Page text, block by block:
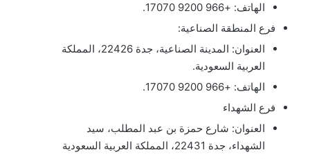
الهاتف: +966 9200 17070.
فرع المنطقة الصناعية:
العنوان: المدينة الصناعية، جدة 22426، المملكة
العربية السعودية.
الهاتف: +966 9200 17070.
فرع الشهداء
العنوان: شارع حمزة بن عبد المطلب، سيد
الشهداء، جدة 22431، المملكة العربية السعودية